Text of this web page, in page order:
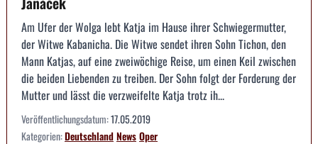
Am Ufer der Wolga lebt Katja im Hause ihrer Schwiegermutter,
der Witwe Kabanicha. Die Witwe sendet ihren Sohn Tichon, den
Mann Katjas, auf eine zweiwöchige Reise, um einen Keil zwischen
die beiden Liebenden zu treiben. Der Sohn folgt der Forderung der
Mutter und lässt die verzweifelte Katja trotz ih...
Veröffentlichungsdatum:17.05.2019
Kategorien:DeutschlandNewsOper